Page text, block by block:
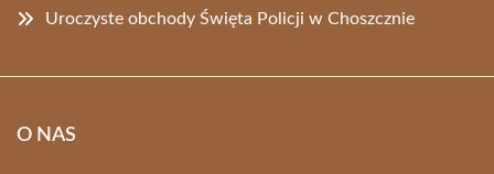
Uroczyste obchody Święta Policji w Choszcznie
O NAS